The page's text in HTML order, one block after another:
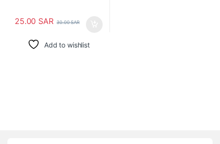
25.00 SAR 30.00SAR
Add to wishlist